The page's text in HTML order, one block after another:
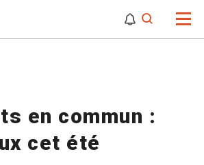
en commun :
cet été